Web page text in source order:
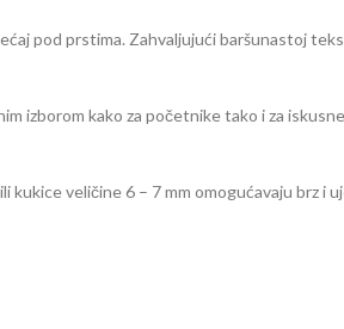
pod prstima. Zahvaljujući baršunastoj
izborom kako za početnike tako i za
veličine 6 – 7 mm omogućavaju brz i